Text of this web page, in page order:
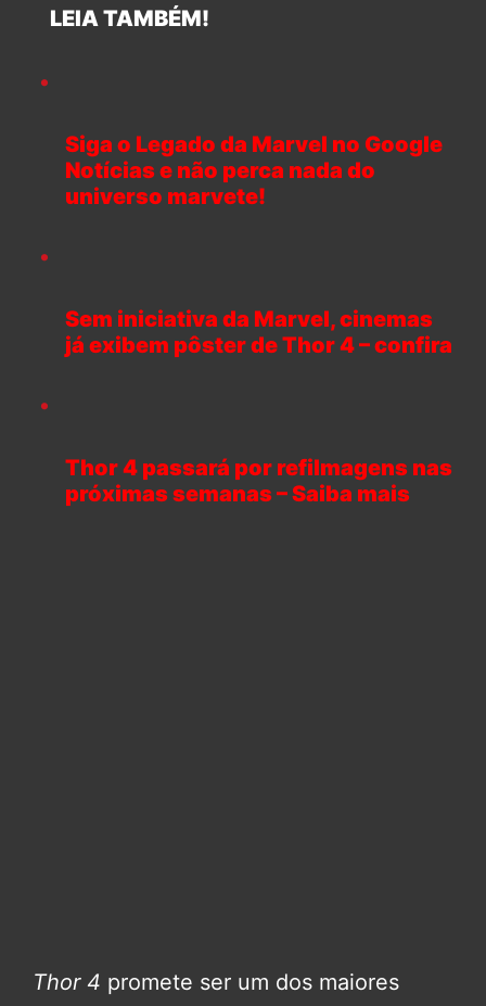
LEIA TAMBÉM!
Siga o Legado da Marvel no Google
Notícias e não perca nada do
universo marvete!
Sem iniciativa da Marvel, cinemas
já exibem pôster de Thor 4 – confira
Thor 4 passará por refilmagens nas
próximas semanas – Saiba mais
Thor 4 promete ser um dos maiores